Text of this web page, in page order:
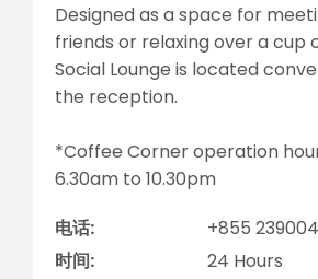
Designed as a space for
friends or relaxing over a cup
Social Lounge is located
the reception.
*Coffee Corner operation
6.30am to 10.30pm
电话:
+855
时间:
24 Hours